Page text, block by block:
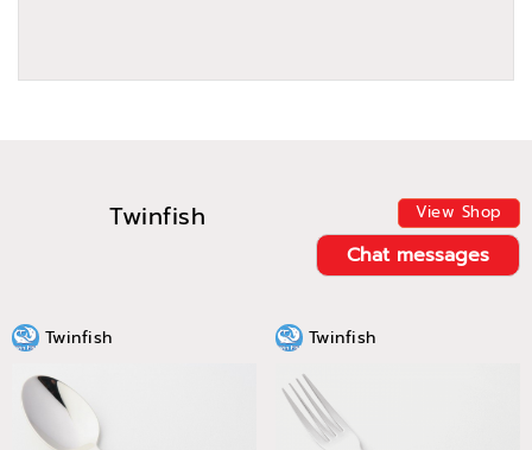
Twinfish View Shop
Chat messages
Twinfish Twinfish